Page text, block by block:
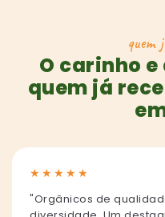
quem
O carinho
quem já
★ ★ ★ ★ ★
"Orgânicos de